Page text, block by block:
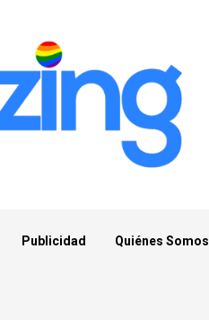
Publicidad Quiénes Somos